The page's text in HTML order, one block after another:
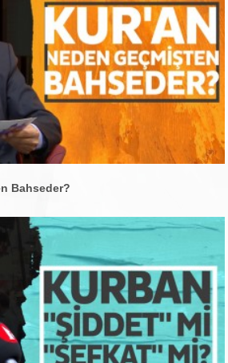
Bahseder?